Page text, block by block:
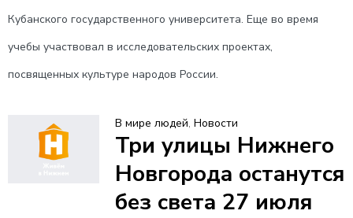
Н
Кубанского государственного университета. Еще во время
учебы участвовал в исследовательских проектах,
посвященных культуре народов России.
В мире людей, Новости
Три улицы Нижнего
Новгорода останутся
без света 27 июля